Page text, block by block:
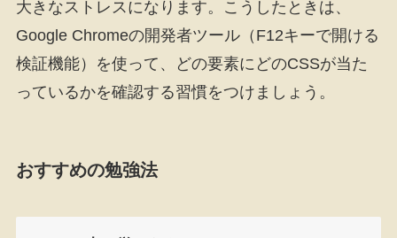
大きなストレスになります。こうしたときは、
Google Chromeの開発者ツール（F12キーで開ける
検証機能）を使って、どの要素にどのCSSが当た
っているかを確認する習慣をつけましょう。
おすすめの勉強法